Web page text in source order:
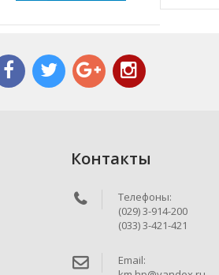
Контакты
Телефоны:
(029) 3-914-200
(033) 3-421-421
Email: